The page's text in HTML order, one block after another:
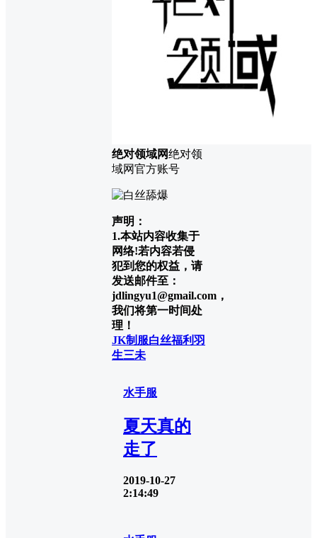
绝对领域网绝对领
域网官方账号
声明：
1.本站内容收集于
网络!若内容若侵
犯到您的权益，请
发送邮件至：
jdlingyu1@gmail.com，
我们将第一时间处
理！
JK制服白丝福利羽
生三未
水手服
夏天真的
走了
2019-10-27
2:14:49